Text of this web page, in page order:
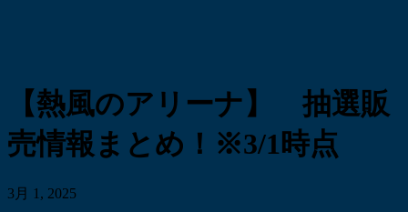
【熱風のアリーナ】 抽選販
売情報まとめ！※3/1時点
3月 1, 2025